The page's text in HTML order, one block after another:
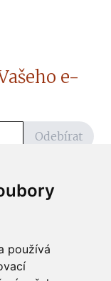
používá
e-
Odebírat
ČtiDoma.cz do mé e-